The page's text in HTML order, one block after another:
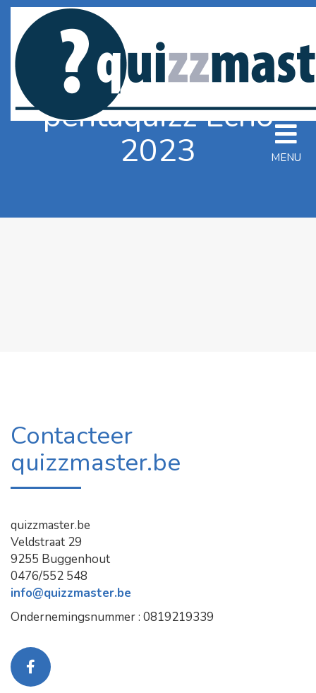
MENU
pentaquizz Echo
2023
Contacteer
quizzmaster.be
quizzmaster.be
Veldstraat 29
9255 Buggenhout
0476/552 548
info@quizzmaster.be
Ondernemingsnummer : 0819219339